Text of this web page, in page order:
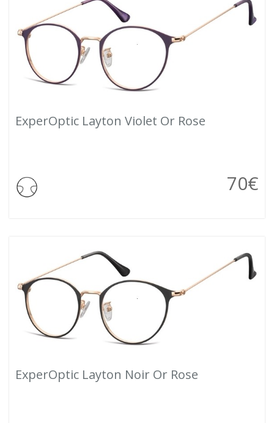
ExperOptic Layton Violet Or Rose
€
70
ExperOptic Layton Noir Or Rose